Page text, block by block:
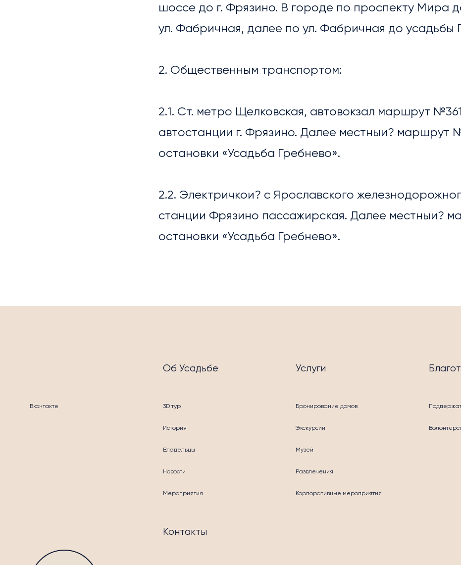
МЕРОПРИЯТИЯ
УСЛУГИ
шоссе до г. Фрязино. В городе по проспекту Мира
ул. Фабричная, далее по ул. Фабричная до усадьбы
2. Общественным транспортом:
2.1. Ст. метро Щелковская, автовокзал маршрут
автостанции г. Фрязино. Далее местныи? маршрут
остановки «Усадьба Гребнево».
2.2. Электричкои? с Ярославского
станции Фрязино пассажирская. Далее местныи?
остановки «Усадьба Гребнево».
Вконтакте
Об Усадьбе
3D тур
История
Владельцы
Новости
Мероприятия
Услуги
Бронирование домов
Экскурсии
Музей
Развлечения
Корпоративные мероприятия
Контакты